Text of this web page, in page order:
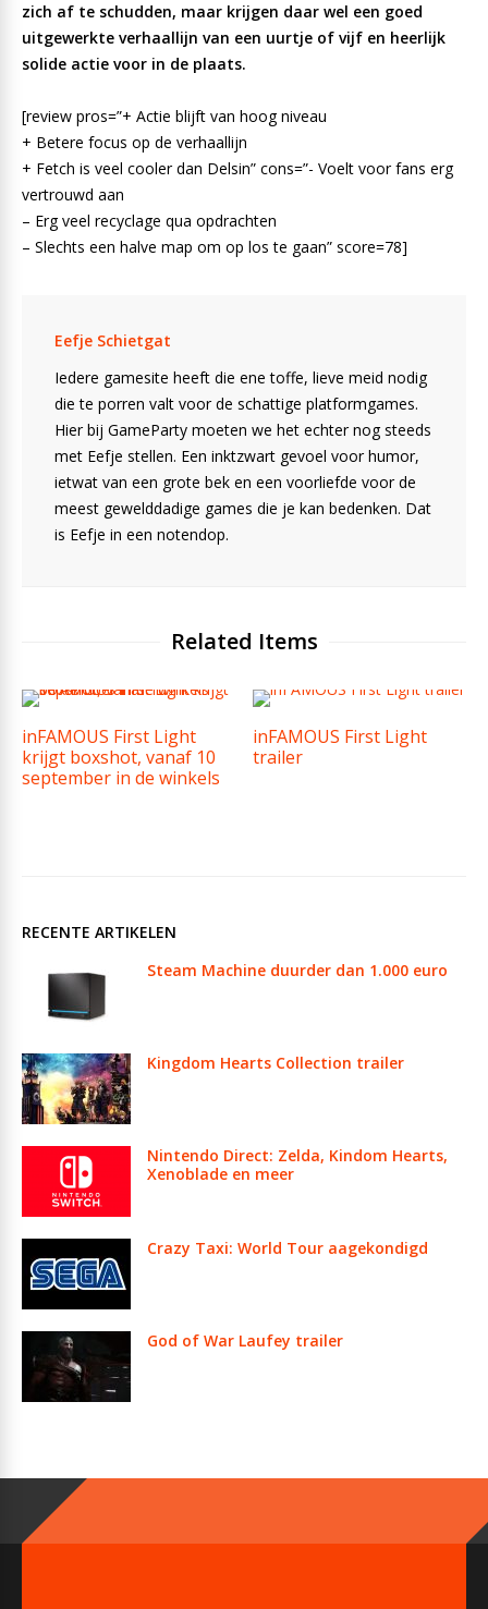
zich af te schudden, maar krijgen daar wel een goed
uitgewerkte verhaallijn van een uurtje of vijf en heerlijk
solide actie voor in de plaats.
[review pros=”+ Actie blijft van hoog niveau
+ Betere focus op de verhaallijn
+ Fetch is veel cooler dan Delsin” cons=”- Voelt voor fans erg
vertrouwd aan
– Erg veel recyclage qua opdrachten
– Slechts een halve map om op los te gaan” score=78]
Eefje Schietgat
Iedere gamesite heeft die ene toffe, lieve meid nodig
die te porren valt voor de schattige platformgames.
Hier bij GameParty moeten we het echter nog steeds
met Eefje stellen. Een inktzwart gevoel voor humor,
ietwat van een grote bek en een voorliefde voor de
meest gewelddadige games die je kan bedenken. Dat
is Eefje in een notendop.
Related Items
inFAMOUS First Light
krijgt boxshot, vanaf 10
september in de winkels
inFAMOUS First Light
trailer
RECENTE ARTIKELEN
Steam Machine duurder dan 1.000 euro
Kingdom Hearts Collection trailer
Nintendo Direct: Zelda, Kindom Hearts,
Xenoblade en meer
Crazy Taxi: World Tour aagekondigd
God of War Laufey trailer